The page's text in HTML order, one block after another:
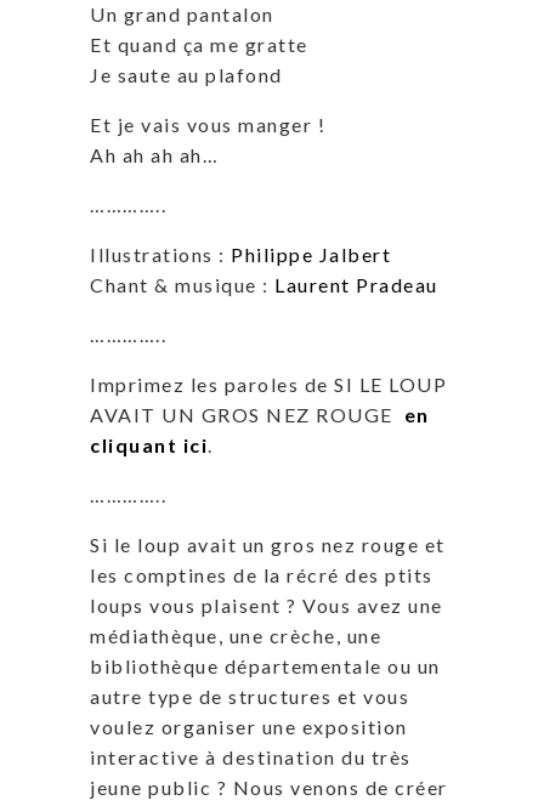
Un grand pantalon
Et quand ça me gratte
Je saute au plafond
Et je vais vous manger !
Ah ah ah ah…
Illustrations : Philippe Jalbert
Chant & musique : Laurent Pradeau
Imprimez les paroles de SI LE LOUP
AVAIT UN GROS NEZ ROUGE en
cliquant ici
Si le loup avait un gros nez rouge et
les comptines de la récré des ptits
loups vous plaisent ? Vous avez une
médiathèque, une crèche, une
bibliothèque départementale ou un
autre type de structures et vous
voulez organiser une exposition
interactive à destination du très
jeune public ? Nous venons de créer